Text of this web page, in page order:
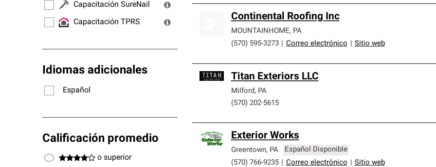
Capacitación SureNail
Capacitación TPRS
Idiomas adicionales
Español
Calificación promedio
o superior
Continental Roofing Inc
MOUNTAINHOME, PA
(570) 595-3273
Correo electrónico Sitio web
Titan Exteriors LLC
Milford , PA
(570) 202-5615
Exterior Works
Greentown, PA
Español Disponible
(570) 766-9235
Correo electrónico Sitio web